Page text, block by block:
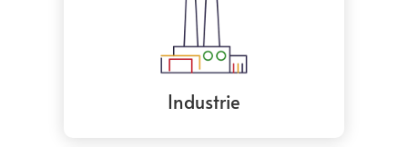
Industrie